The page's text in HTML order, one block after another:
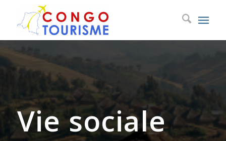
Vie sociale